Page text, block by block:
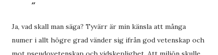
Ja, vad skall man säga? Tyvärr är min känsla att många
numer i allt högre grad vänder sig ifrån god vetenskap och